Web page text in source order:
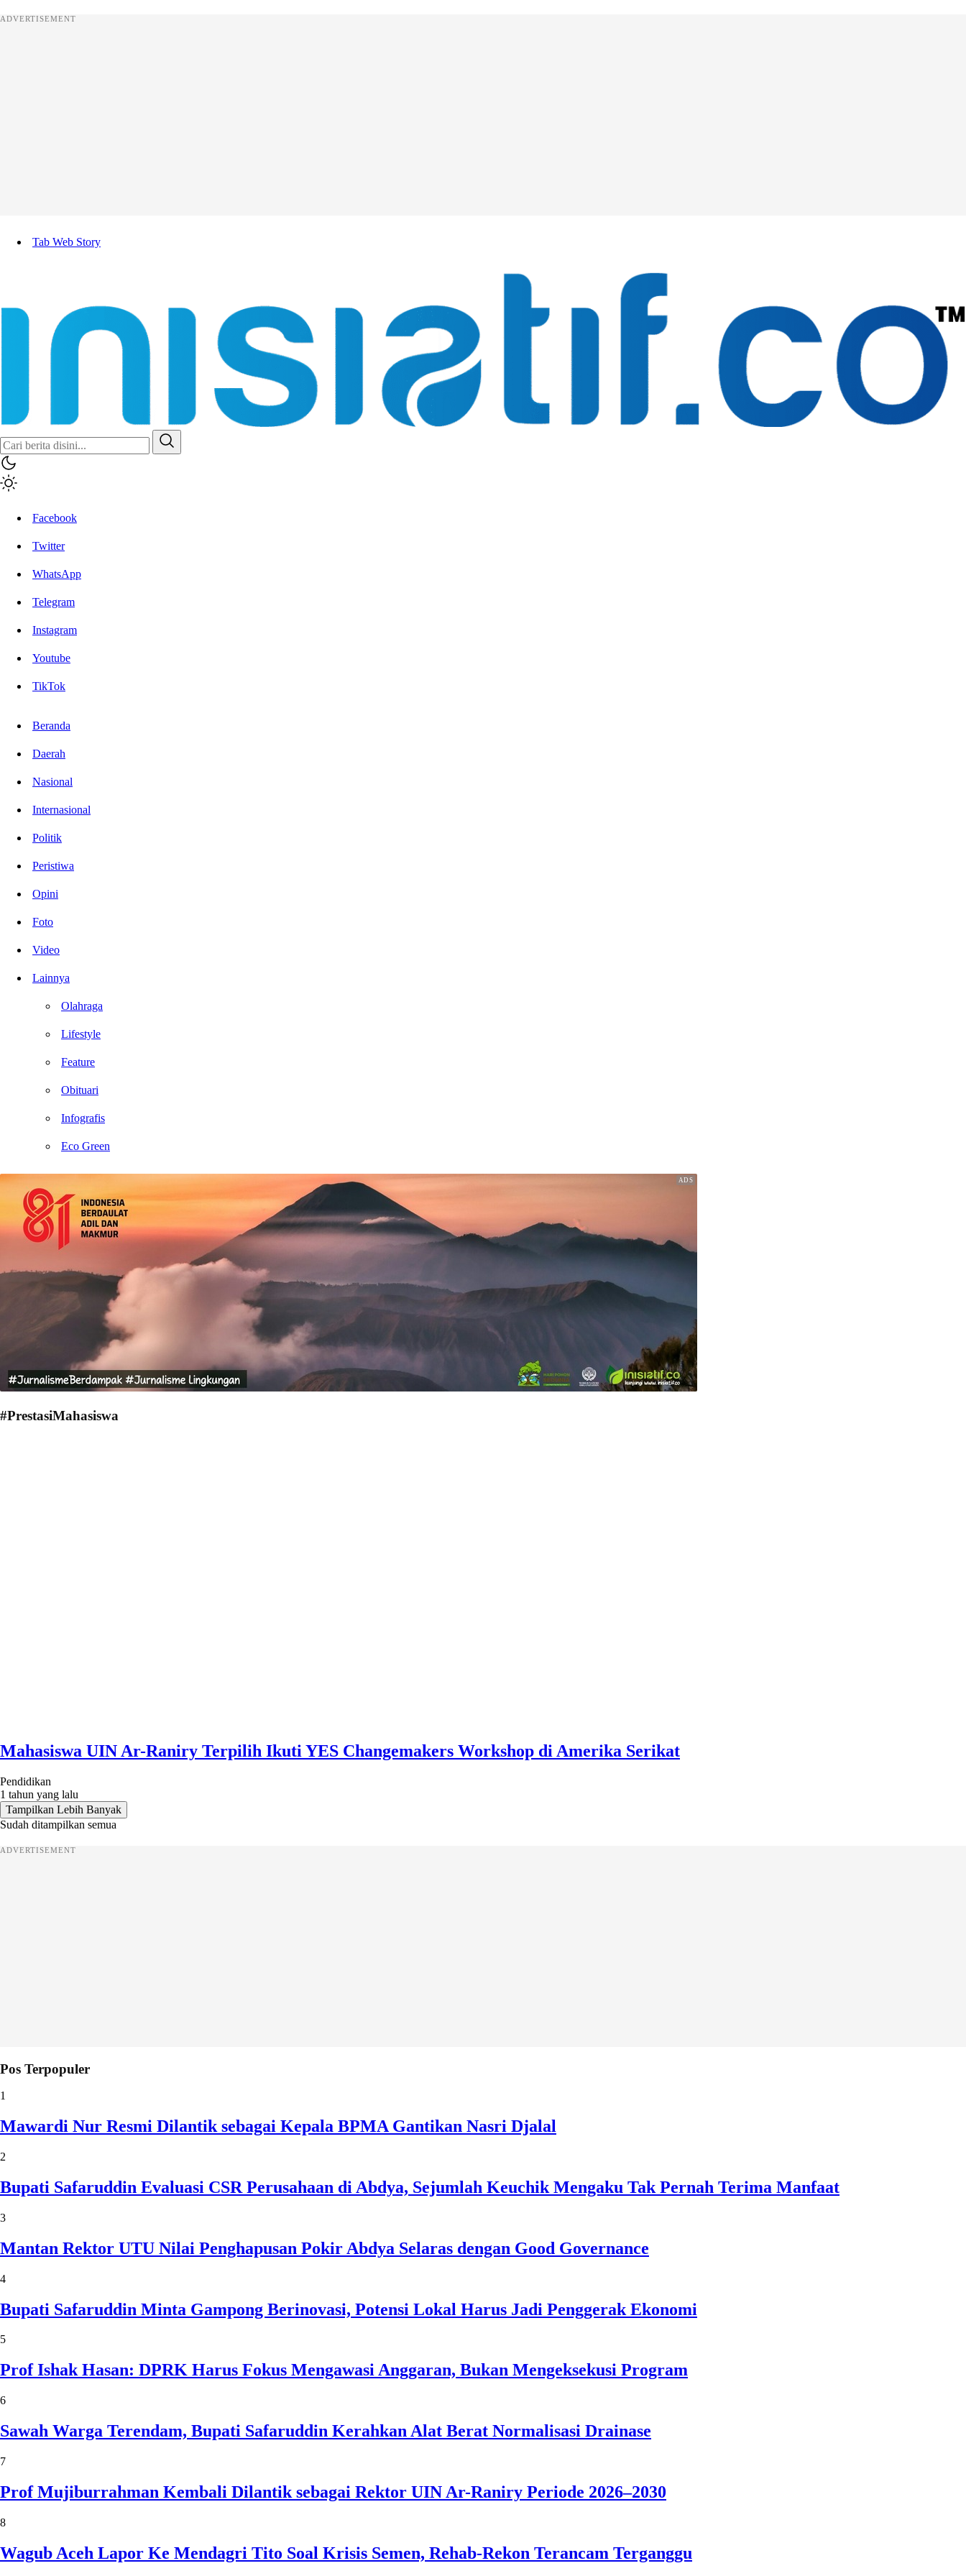
ADVERTISEMENT
Tab Web Story
Inisiatif.co
Stay Connected Stay Informed
Facebook
Twitter
WhatsApp
Telegram
Instagram
Youtube
TikTok
Beranda
Daerah
Nasional
Internasional
Politik
Peristiwa
Opini
Foto
Video
Lainnya
Olahraga
Lifestyle
Feature
Obituari
Infografis
Eco Green
#PrestasiMahasiswa
Mahasiswa UIN Ar-Raniry Terpilih Ikuti YES Changemakers Workshop di Amerika Serikat
Pendidikan
1 tahun yang lalu
Tampilkan Lebih Banyak
Sudah ditampilkan semua
ADVERTISEMENT
Pos Terpopuler
1
Mawardi Nur Resmi Dilantik sebagai Kepala BPMA Gantikan Nasri Djalal
2
Bupati Safaruddin Evaluasi CSR Perusahaan di Abdya, Sejumlah Keuchik Mengaku Tak Pernah Terima Manfaat
3
Mantan Rektor UTU Nilai Penghapusan Pokir Abdya Selaras dengan Good Governance
4
Bupati Safaruddin Minta Gampong Berinovasi, Potensi Lokal Harus Jadi Penggerak Ekonomi
5
Prof Ishak Hasan: DPRK Harus Fokus Mengawasi Anggaran, Bukan Mengeksekusi Program
6
Sawah Warga Terendam, Bupati Safaruddin Kerahkan Alat Berat Normalisasi Drainase
7
Prof Mujiburrahman Kembali Dilantik sebagai Rektor UIN Ar-Raniry Periode 2026–2030
8
Wagub Aceh Lapor Ke Mendagri Tito Soal Krisis Semen, Rehab-Rekon Terancam Terganggu